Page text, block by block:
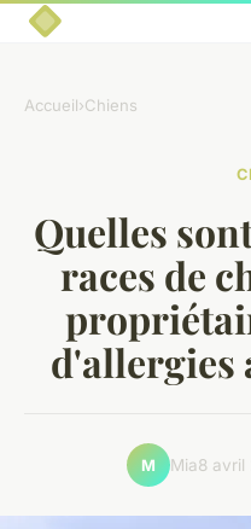
Accueil›Chiens
Quelles
races de
d'allergies
M Mia8 avril